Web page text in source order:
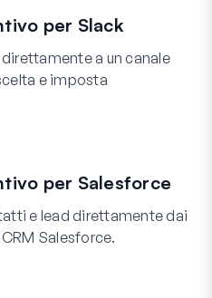
per Slack
a un canale
e imposta
per Salesforce
e lead direttamente dai
Salesforce.